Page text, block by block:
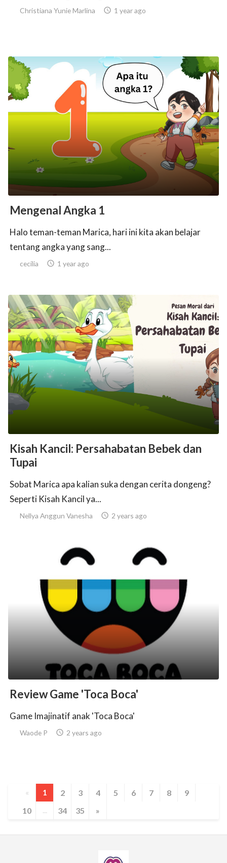
Christiana Yunie Marlina  1 year ago
Mengenal Angka 1
Halo teman-teman Marica, hari ini kita akan belajar
tentang angka yang sang...
cecilia  1 year ago
Kisah Kancil: Persahabatan Bebek dan
Tupai
Sobat Marica apa kalian suka dengan cerita dongeng?
Seperti Kisah Kancil ya...
Nellya Anggun Vanesha  2 years ago
Review Game 'Toca Boca'
Game Imajinatif anak 'Toca Boca'
Waode P  2 years ago
« 1 2 3 4 5 6 7 8
9
10
... 34 35 »